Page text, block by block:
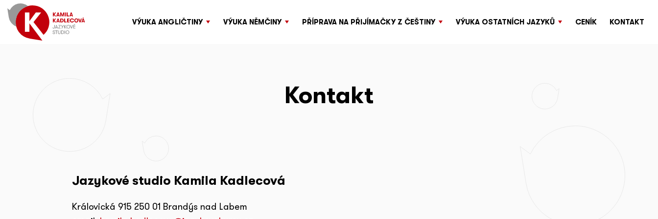
VÝUKA ANGLIČTINY VÝUKA NĚMČINY PŘÍPRAVA NA PŘIJÍMAČKY Z ČEŠTINY VÝUKA OSTATNÍCH JAZYKŮ CENÍK KONTAKT
Kontakt
Jazykové studio Kamila Kadlecová
Královická 915 250 01 Brandýs nad Labem